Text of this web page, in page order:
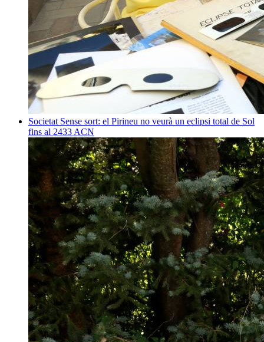
Societat Sense sort: el Pirineu no veurà un eclipsi total de Sol
fins al 2433 ACN